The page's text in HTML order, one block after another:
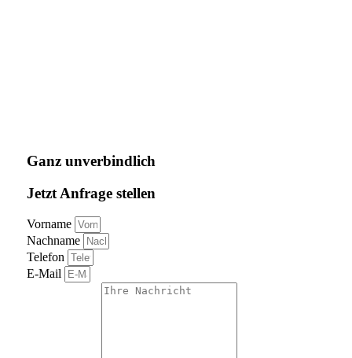
Ganz unverbindlich
Jetzt Anfrage stellen
Vorname
Nachname
Telefon
E-Mail